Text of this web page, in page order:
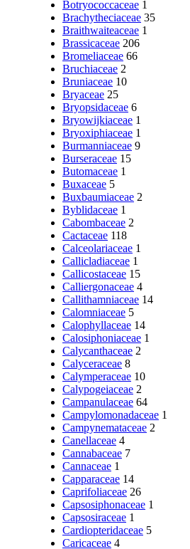
Botryococcaceae 1
Brachytheciaceae 35
Braithwaiteaceae 1
Brassicaceae 206
Bromeliaceae 66
Bruchiaceae 2
Bruniaceae 10
Bryaceae 25
Bryopsidaceae 6
Bryowijkiaceae 1
Bryoxiphiaceae 1
Burmanniaceae 9
Burseraceae 15
Butomaceae 1
Buxaceae 5
Buxbaumiaceae 2
Byblidaceae 1
Cabombaceae 2
Cactaceae 118
Calceolariaceae 1
Callicladiaceae 1
Callicostaceae 15
Calliergonaceae 4
Callithamniaceae 14
Calomniaceae 5
Calophyllaceae 14
Calosiphoniaceae 1
Calycanthaceae 2
Calyceraceae 8
Calymperaceae 10
Calypogeiaceae 2
Campanulaceae 64
Campylomonadaceae 1
Campynemataceae 2
Canellaceae 4
Cannabaceae 7
Cannaceae 1
Capparaceae 14
Caprifoliaceae 26
Capsosiphonaceae 1
Capsosiraceae 1
Cardiopteridaceae 5
Caricaceae 4